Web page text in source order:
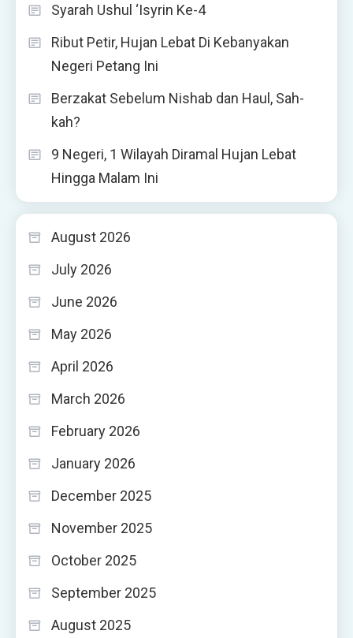
Syarah Ushul ‘Isyrin Ke-4
Ribut Petir, Hujan Lebat Di Kebanyakan
Negeri Petang Ini
Berzakat Sebelum Nishab dan Haul, Sah-
kah?
9 Negeri, 1 Wilayah Diramal Hujan Lebat
Hingga Malam Ini
August 2026
July 2026
June 2026
May 2026
April 2026
March 2026
February 2026
January 2026
December 2025
November 2025
October 2025
September 2025
August 2025